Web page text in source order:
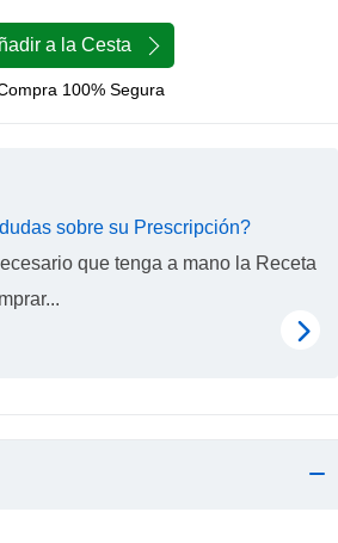
a la Cesta
100% Segura
sobre su Prescripción?
que tenga a mano la Receta